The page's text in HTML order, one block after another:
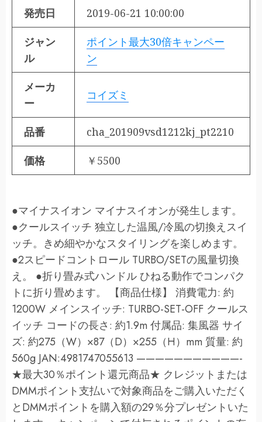
発売日 2019-06-21 10:00:00
ジャン
ル
ポイント最大30倍キャンペー
ン
メーカ
ー
コイズミ
品番 cha_201909vsd1212kj_pt2210
価格 ￥5500
●マイナスイオン マイナスイオンが発生します。
●クールスイッチ 独立した温風/冷風の切換えスイ
ッチ。きめ細やかなスタイリングを楽しめます。
●2スピードコントロール TURBO/SETの風量切換
え。 ●折り畳み式ハンドル ひねる動作でコンパク
トに折り畳めます。 【商品仕様】 消費電力: 約
1200W メインスイッチ: TURBO-SET-OFF クールス
イッチ コードの長さ: 約1.9m 付属品: 集風器 サイ
ズ: 約275（W）×87（D）×255（H）mm 質量: 約
560g JAN:4981747055613 ———————————-
★最大30％ポイント還元商品★ クレジットまたは
DMMポイント支払いで対象商品をご購入いただく
とDMMポイントを購入額の29％分プレゼントいた